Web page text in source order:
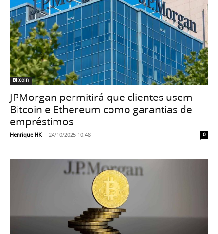
Bitcoin
JPMorgan permitirá que clientes usem
Bitcoin e Ethereum como garantias de
empréstimos
Henrique HK - 24/10/2025 10:48 0